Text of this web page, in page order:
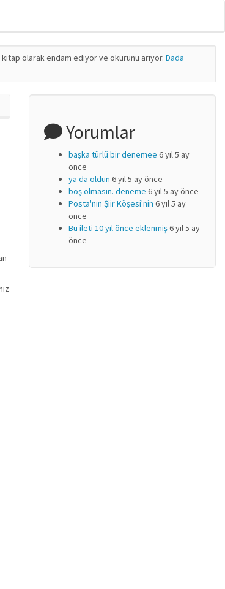
kitap olarak endam ediyor ve okurunu arıyor. Dada
Yorumlar
başka türlü bir denemee 6 yıl 5 ay
önce
ya da oldun 6 yıl 5 ay önce
boş olmasın. deneme 6 yıl 5 ay önce
Posta'nın Şiir Köşesi'nin 6 yıl 5 ay
önce
Bu ileti 10 yıl önce eklenmiş6 yıl 5 ay
önce